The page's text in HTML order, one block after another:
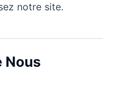
notre site.
Nous